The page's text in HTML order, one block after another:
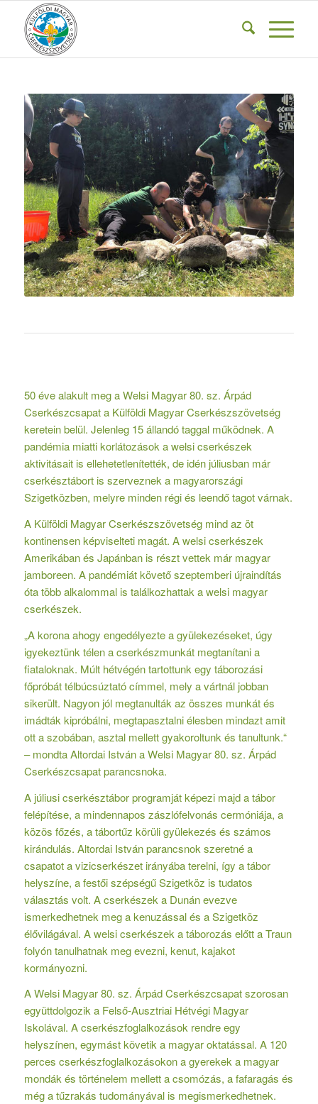
50 éve alakult meg a Welsi Magyar 80. sz. Árpád
Cserkészcsapat a Külföldi Magyar Cserkészszövetség
keretein belül. Jelenleg 15 állandó taggal működnek. A
pandémia miatti korlátozások a welsi cserkészek
aktivitásait is ellehetetlenítették, de idén júliusban már
cserkésztábort is szerveznek a magyarországi
Szigetközben, melyre minden régi és leendő tagot várnak.
A Külföldi Magyar Cserkészszövetség mind az öt
kontinensen képviselteti magát. A welsi cserkészek
Amerikában és Japánban is részt vettek már magyar
jamboreen. A pandémiát követő szeptemberi újraindítás
óta több alkalommal is találkozhattak a welsi magyar
cserkészek.
„A korona ahogy engedélyezte a gyülekezéseket, úgy
igyekeztünk télen a cserkészmunkát megtanítani a
fiataloknak. Múlt hétvégén tartottunk egy táborozási
főpróbát télbúcsúztató címmel, mely a vártnál jobban
sikerült. Nagyon jól megtanulták az összes munkát és
imádták kipróbálni, megtapasztalni élesben mindazt amit
ott a szobában, asztal mellett gyakoroltunk és tanultunk.“
– mondta Altordai István a Welsi Magyar 80. sz. Árpád
Cserkészcsapat parancsnoka.
A júliusi cserkésztábor programját képezi majd a tábor
felépítése, a mindennapos zászlófelvonás cermóniája, a
közös főzés, a tábortűz körüli gyülekezés és számos
kirándulás. Altordai István parancsnok szeretné a
csapatot a vizicserkészet irányába terelni, így a tábor
helyszíne, a festői szépségű Szigetköz is tudatos
választás volt. A cserkészek a Dunán evezve
ismerkedhetnek meg a kenuzással és a Szigetköz
élővilágával. A welsi cserkészek a táborozás előtt a Traun
folyón tanulhatnak meg evezni, kenut, kajakot
kormányozni.
A Welsi Magyar 80. sz. Árpád Cserkészcsapat szorosan
együttdolgozik a Felső-Ausztriai Hétvégi Magyar
Iskolával. A cserkészfoglalkozások rendre egy
helyszínen, egymást követik a magyar oktatással. A 120
perces cserkészfoglalkozásokon a gyerekek a magyar
mondák és történelem mellett a csomózás, a fafaragás és
még a tűzrakás tudományával is megismerkedhetnek.